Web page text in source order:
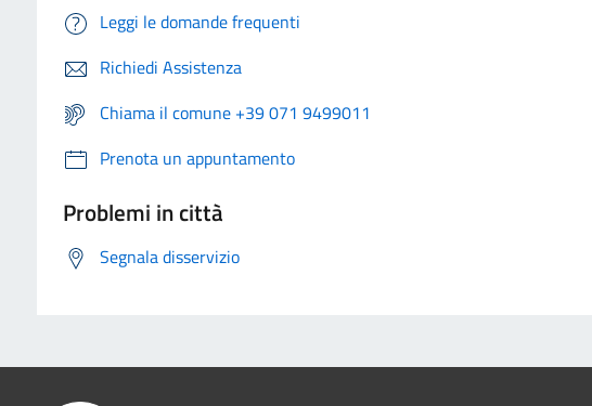
Leggi le domande frequenti
Richiedi Assistenza
Chiama il comune +39 071 9499011
Prenota un appuntamento
Problemi in città
Segnala disservizio